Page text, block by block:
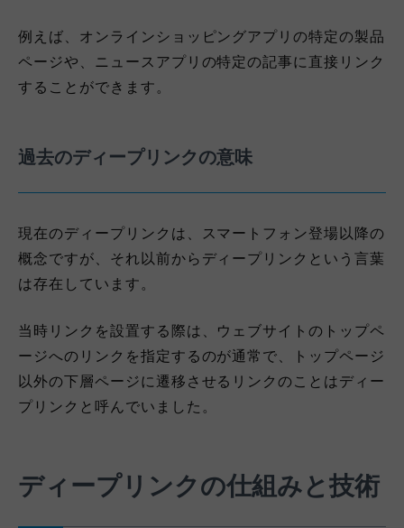
例えば、オンラインショッピングアプリの特定の製品
ページや、ニュースアプリの特定の記事に直接リンク
することができます。
過去のディープリンクの意味
現在のディープリンクは、スマートフォン登場以降の
概念ですが、それ以前からディープリンクという言葉
は存在しています。
当時リンクを設置する際は、ウェブサイトのトップペ
ージへのリンクを指定するのが通常で、トップページ
以外の下層ページに遷移させるリンクのことはディー
プリンクと呼んでいました。
ディープリンクの仕組みと技術